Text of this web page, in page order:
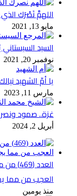
اللهمَّ نَصْرَك
مايو 13, 2021
السيد السيستاني
نوفمبر 20, 2021
يا أمّ الشهيد
مارس 11, 2023
غزة.. صمود
أبريل 2, 2024
العدد
العجب من مما
منذ يومين